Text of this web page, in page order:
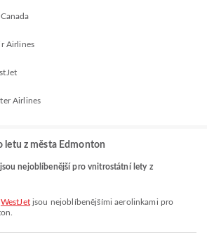
Airlines
Airlines
letu z města Edmonton
nejoblíbenější pro vnitrostátní lety z
WestJetjsou nejoblíbenějšími aerolinkami pro